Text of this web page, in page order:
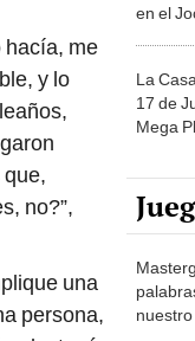
hacía, me
y lo
no?”,
una
persona,
en el
La
17 de
Mega